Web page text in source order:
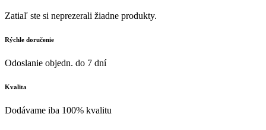
Zatiaľ ste si neprezerali žiadne produkty.
Rýchle doručenie
Odoslanie objedn. do 7 dní
Kvalita
Dodávame iba 100% kvalitu